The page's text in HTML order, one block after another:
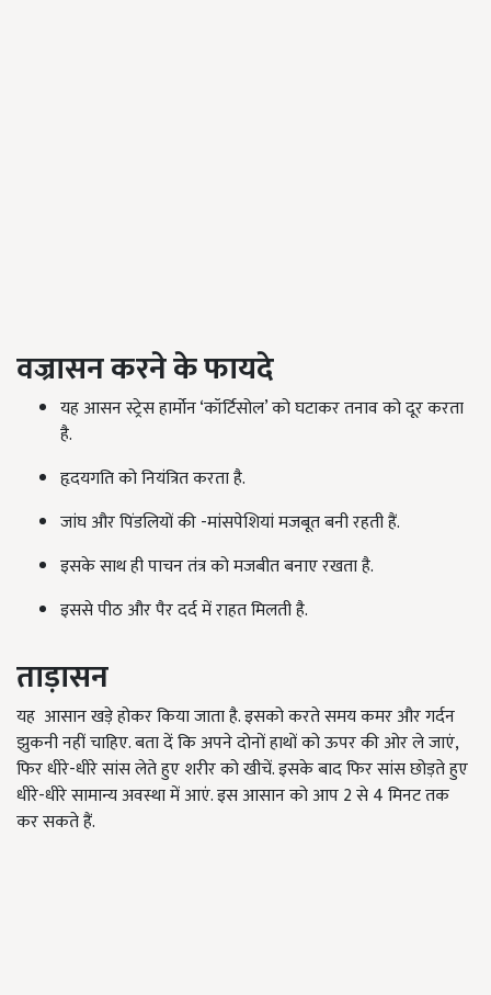
वज्रासन करने के फायदे
यह आसन स्ट्रेस हार्मोन ‘कॉर्टिसोल’ को घटाकर तनाव को दूर करता
है.
हृदयगति को नियंत्रित करता है.
जांघ और पिंडलियों की -मांसपेशियां मजबूत बनी रहती हैं.
इसके साथ ही पाचन तंत्र को मजबीत बनाए रखता है.
इससे पीठ और पैर दर्द में राहत मिलती है.
ताड़ासन
यह आसान खड़े होकर किया जाता है. इसको करते समय कमर और गर्दन
झुकनी नहीं चाहिए. बता दें कि अपने दोनों हाथों को ऊपर की ओर ले जाएं,
फिर धीरे-धीरे सांस लेते हुए शरीर को खीचें. इसके बाद फिर सांस छोड़ते हुए
धीरे-धीरे सामान्य अवस्था में आएं. इस आसान को आप 2 से 4 मिनट तक
कर सकते हैं.